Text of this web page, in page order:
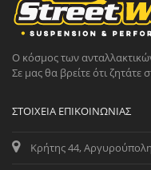
Ο κόσμος των
Σε μας θα βρείτε ότι ζητάτε
ΣΤΟΙΧΕΊΑ ΕΠΙΚΟΙΝΩΝΊΑΣ
Κρήτης 44,